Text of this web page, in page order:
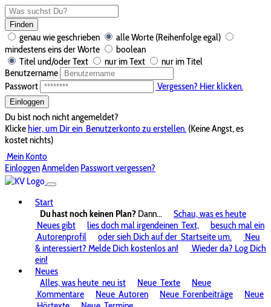
Finden
genau wie geschrieben
alle Worte (Reihenfolge egal)
mindestens eins der Worte
boolean
Titel und/oder Text
nur im Text
nur im Titel
Benutzername
Passwort
Vergessen? Hier klicken.
Einloggen
Du bist noch nicht angemeldet?
Klickehier, um Dir ein Benutzerkonto zu erstellen. (Keine Angst, es
kostet nichts)
Mein Konto
EinloggenAnmelden Passwort vergessen?
Start
Du hast noch keinen Plan? Dann...
Schau, was es heute
Neues gibt
lies doch mal irgendeinen Text,
besuch mal ein
Autorenprofil
oder sieh Dich auf der Startseite um.
Neu
& interessiert? Melde Dich kostenlos an!
Wieder da? Log Dich
ein!
Neues
Alles, was heute neu ist Neue Texte
Neue
Kommentare
Neue Autoren Neue Forenbeiträge
Neue